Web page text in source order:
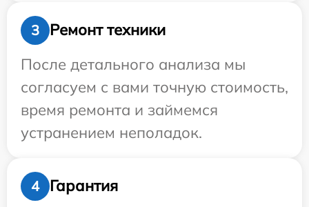
3
Ремонт техники
После детального анализа мы
согласуем с вами точную стоимость,
время ремонта и займемся
устранением неполадок.
4 Гарантия